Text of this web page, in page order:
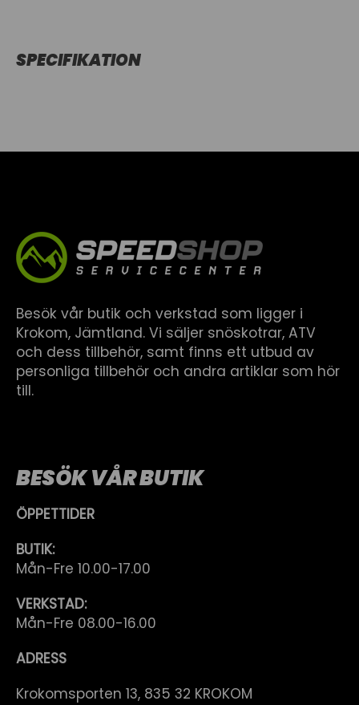
SPECIFIKATION
Besök vår butik och verkstad som ligger i
Krokom, Jämtland. Vi säljer snöskotrar, ATV
och dess tillbehör, samt finns ett utbud av
personliga tillbehör och andra artiklar som hör
till.
BESÖK VÅR BUTIK
ÖPPETTIDER
BUTIK:
Mån-Fre 10.00-17.00
VERKSTAD:
Mån-Fre 08.00-16.00
ADRESS
Krokomsporten 13, 835 32 KROKOM